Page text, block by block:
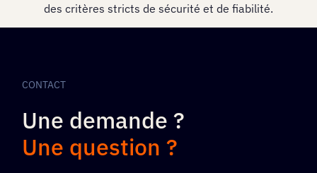
des critères stricts de sécurité et de fiabilité.
CONTACT
Une demande ?
Une question ?